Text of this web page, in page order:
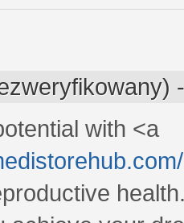
with <a